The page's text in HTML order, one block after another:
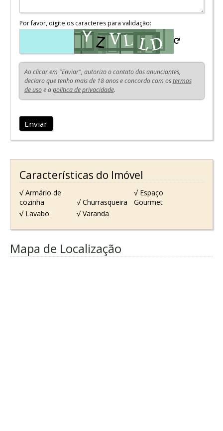
Por favor, digite os caracteres para validação:
Ao clicar em "Enviar", autorizo o contato dos anunciantes,
declaro que tenho mais de 18 anos e concordo com ostermos
de usoe apolítica de privacidade.
Enviar
Características do Imóvel
√ Armário de
cozinha
√ Churrasqueira
√ Espaço
Gourmet
√ Lavabo
√ Varanda
Mapa de Localização